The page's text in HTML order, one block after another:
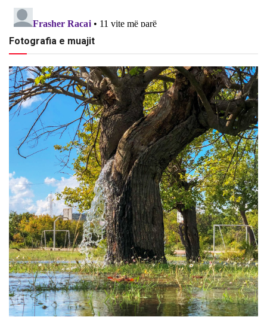
Fotografia e muajit